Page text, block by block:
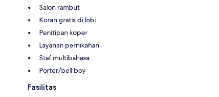
Salon rambut
Koran gratis di lobi
Penitipan koper
Layanan pernikahan
Staf multibahasa
Porter/bell boy
Fasilitas